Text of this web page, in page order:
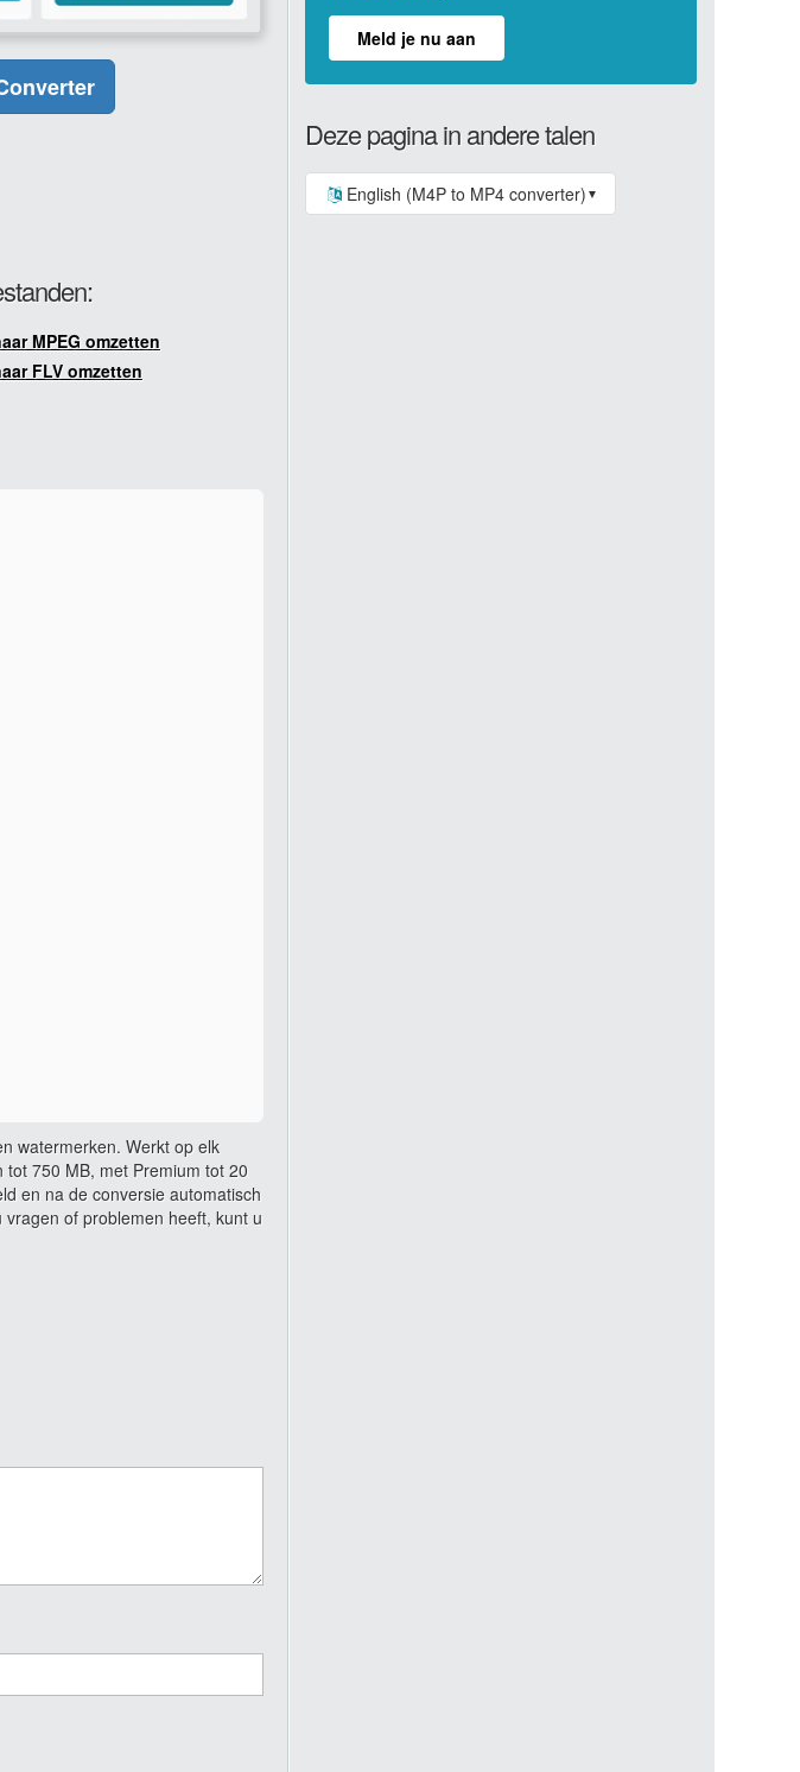
MPEG omzetten
FLV omzetten
watermerken. Werkt op elk
750 MB, met Premium tot 20
en na de conversie automatisch
of problemen heeft, kunt u
Meld je nu aan
Deze pagina in andere talen
English (M4P to MP4 converter) ▼